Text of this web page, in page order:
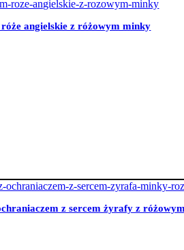
róże angielskie z różowym minky
z sercem żyrafy z